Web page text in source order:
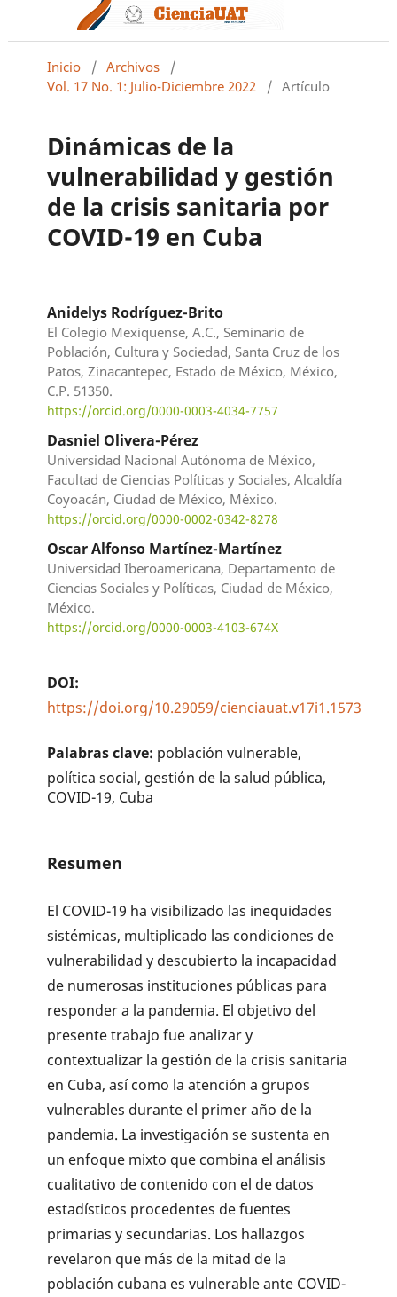
Inicio / Archivos
/
Vol. 17 No. 1: Julio-Diciembre 2022
/ Artículo
Dinámicas de la
vulnerabilidad y gestión
de la crisis sanitaria por
COVID-19 en Cuba
Anidelys Rodríguez-Brito
El Colegio Mexiquense, A.C., Seminario de
Población, Cultura y Sociedad, Santa Cruz de los
Patos, Zinacantepec, Estado de México, México,
C.P. 51350.
https://orcid.org/0000-0003-4034-7757
Dasniel Olivera-Pérez
Universidad Nacional Autónoma de México,
Facultad de Ciencias Políticas y Sociales, Alcaldía
Coyoacán, Ciudad de México, México.
https://orcid.org/0000-0002-0342-8278
Oscar Alfonso Martínez-Martínez
Universidad Iberoamericana, Departamento de
Ciencias Sociales y Políticas, Ciudad de México,
México.
https://orcid.org/0000-0003-4103-674X
DOI:
https://doi.org/10.29059/cienciauat.v17i1.1573
Palabras clave: población vulnerable,
política social, gestión de la salud pública,
COVID-19, Cuba
Resumen
El COVID-19 ha visibilizado las inequidades
sistémicas, multiplicado las condiciones de
vulnerabilidad y descubierto la incapacidad
de numerosas instituciones públicas para
responder a la pandemia. El objetivo del
presente trabajo fue analizar y
contextualizar la gestión de la crisis sanitaria
en Cuba, así como la atención a grupos
vulnerables durante el primer año de la
pandemia. La investigación se sustenta en
un enfoque mixto que combina el análisis
cualitativo de contenido con el de datos
estadísticos procedentes de fuentes
primarias y secundarias. Los hallazgos
revelaron que más de la mitad de la
población cubana es vulnerable ante COVID-